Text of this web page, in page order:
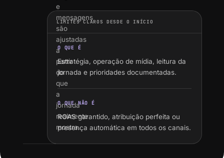
e
mensagens
são
ajustadas
a
partir
do
que
a
jornada
realmente
mostra.
LIMITES CLAROS DESDE O INÍCIO
O QUE É
Estratégia, operação de mídia, leitura da
jornada e prioridades documentadas.
O QUE NÃO É
ROAS garantido, atribuição perfeita ou
presença automática em todos os canais.